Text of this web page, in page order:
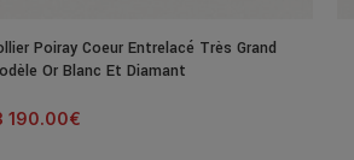
Poiray Coeur Entrelacé Très Grand
Or Blanc Et Diamant
190.00€